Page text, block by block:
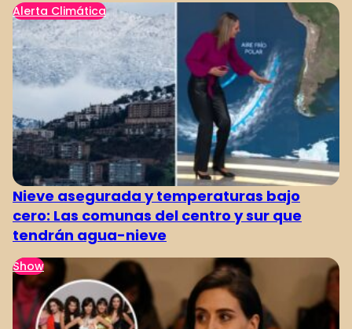
Alerta Climática
Nieve asegurada y temperaturas bajo
cero: Las comunas del centro y sur que
tendrán agua-nieve
Show